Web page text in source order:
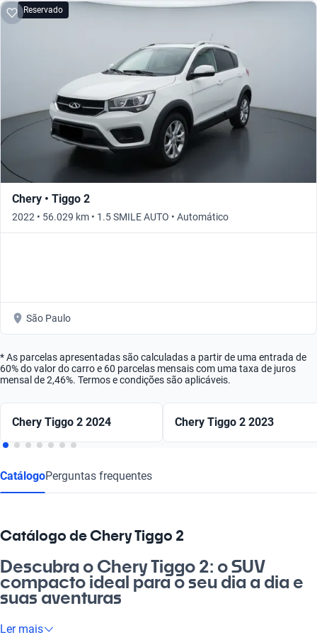
Reservado
Chery • Tiggo 2
2022 • 56.029 km • 1.5 SMILE AUTO • Automático
São Paulo
* As parcelas apresentadas são calculadas a partir de uma entrada de
60% do valor do carro e 60 parcelas mensais com uma taxa de juros
mensal de 2,46%. Termos e condições são aplicáveis.
Chery Tiggo 2 2024 Chery Tiggo 2 2023
CatálogoPerguntas frequentes
Catálogo de Chery Tiggo 2
Descubra o Chery Tiggo 2: o SUV
compacto ideal para o seu dia a dia e
suas aventuras
Se você busca um carro que une estilo e funcionalidade, o
Ler mais